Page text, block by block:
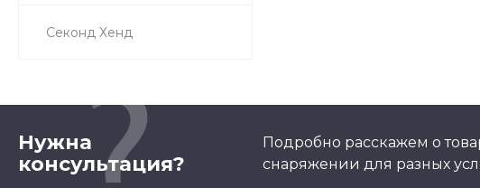
Секонд Хенд
Нужна
консультация?
Подробно расскажем о
снаряжении для разных